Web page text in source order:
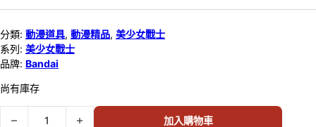
分類: 動漫道具, 動漫精品, 美少女戰士
系列: 美少女戰士
品牌: Bandai
尚有庫存
Bandai PROPLICA Sailor Moon Crystal Star -Brilliant Color Edition-
加入購物車